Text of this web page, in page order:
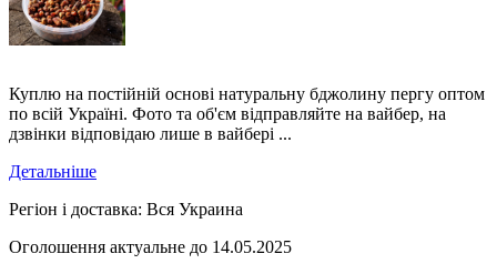
Куплю на постійній основі натуральну бджолину пергу оптом
по всій Україні. Фото та об'єм відправляйте на вайбер, на
дзвінки відповідаю лише в вайбері ...
Детальніше
Регіон і доставка: Вся Украина
Оголошення актуальне до 14.05.2025